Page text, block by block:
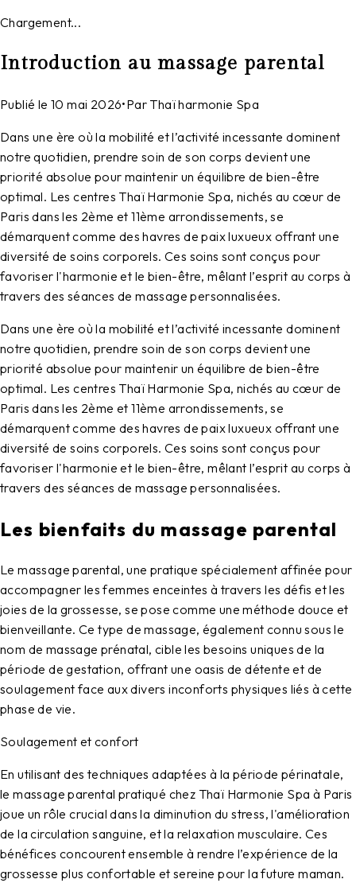
Chargement...
Introduction au massage parental
Publié le 10 mai 2026•Par Thaï harmonie Spa
Dans une ère où la mobilité et l’activité incessante dominent
notre quotidien, prendre soin de son corps devient une
priorité absolue pour maintenir un équilibre de bien-être
optimal. Les centres Thaï Harmonie Spa, nichés au cœur de
Paris dans les 2ème et 11ème arrondissements, se
démarquent comme des havres de paix luxueux offrant une
diversité de soins corporels. Ces soins sont conçus pour
favoriser l'harmonie et le bien-être, mêlant l’esprit au corps à
travers des séances de massage personnalisées.
Dans une ère où la mobilité et l’activité incessante dominent
notre quotidien, prendre soin de son corps devient une
priorité absolue pour maintenir un équilibre de bien-être
optimal. Les centres Thaï Harmonie Spa, nichés au cœur de
Paris dans les 2ème et 11ème arrondissements, se
démarquent comme des havres de paix luxueux offrant une
diversité de soins corporels. Ces soins sont conçus pour
favoriser l'harmonie et le bien-être, mêlant l’esprit au corps à
travers des séances de massage personnalisées.
Les bienfaits du massage parental
Le massage parental, une pratique spécialement affinée pour
accompagner les femmes enceintes à travers les défis et les
joies de la grossesse, se pose comme une méthode douce et
bienveillante. Ce type de massage, également connu sous le
nom de massage prénatal, cible les besoins uniques de la
période de gestation, offrant une oasis de détente et de
soulagement face aux divers inconforts physiques liés à cette
phase de vie.
Soulagement et confort
En utilisant des techniques adaptées à la période périnatale,
le massage parental pratiqué chez Thaï Harmonie Spa à Paris
joue un rôle crucial dans la diminution du stress, l'amélioration
de la circulation sanguine, et la relaxation musculaire. Ces
bénéfices concourent ensemble à rendre l’expérience de la
grossesse plus confortable et sereine pour la future maman.